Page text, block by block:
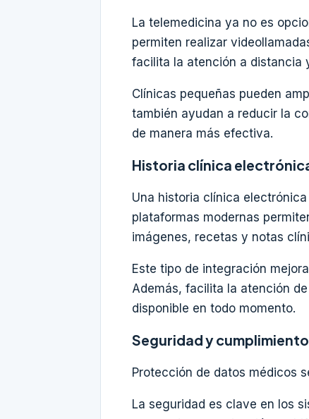
La telemedicina ya no es
permiten realizar
facilita la atención a distancia
Clínicas pequeñas pueden
también ayudan a reducir la
de manera más efectiva.
Historia clínica
Una historia clínica
plataformas modernas
imágenes, recetas y notas
Este tipo de integración
Además, facilita la atención
disponible en todo momento.
Seguridad y
Protección de datos médicos
La seguridad es clave en los